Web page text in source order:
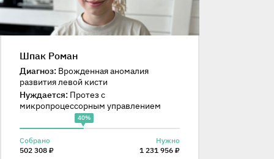
Шпак Роман
Диагноз: Врожденная аномалия
развития левой кисти
Нуждается: Протез с
микропроцессорным управлением
40%
Собрано
502 308 ₽
Нужно
1 231 956 ₽